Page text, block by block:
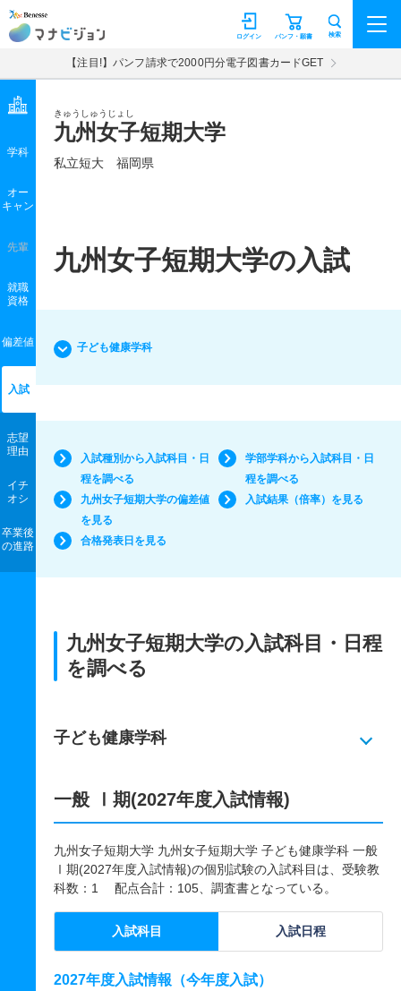
マナビジョン パンフ・願書
ログイン 検索
【注目!】パンフ請求で2000円分電子図書カードGET
きゅうしゅうじょし
九州女子短期大学
私立短大 福岡県
学科
オー
キャン
先輩
就職
資格
偏差値
入試
志望
理由
イチ
オシ
卒業後
の進路
九州女子短期大学の入試
子ども健康学科
入試種別から入試科目・日
程を調べる
学部学科から入試科目・日
程を調べる
九州女子短期大学の偏差値
を見る
入試結果（倍率）を見る
合格発表日を見る
九州女子短期大学の入試科目・日程
を調べる
子ども健康学科
一般 Ⅰ期(2027年度入試情報)
九州女子短期大学 九州女子短期大学 子ども健康学科 一般
Ⅰ期(2027年度入試情報)の個別試験の入試科目は、受験教
科数：1 配点合計：105、調査書となっている。
入試科目 入試日程
2027年度入試情報（今年度入試）